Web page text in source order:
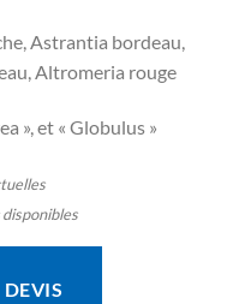
Astrantia bordeau,
Altromeria rouge
», et « Globulus »
disponibles